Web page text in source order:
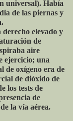
universal). Había
de las piernas y
elevado y
de
aire
ejercicio; una
de oxígeno era de
de dióxido de
los tests de
de
la vía aérea.